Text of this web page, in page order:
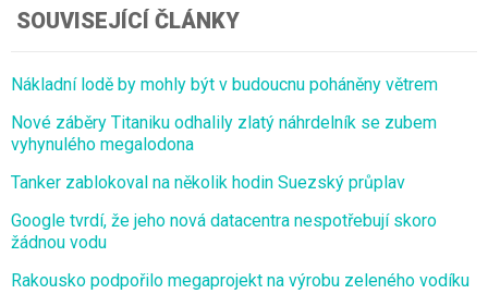
SOUVISEJÍCÍ ČLÁNKY
Nákladní lodě by mohly být v budoucnu poháněny větrem
Nové záběry Titaniku odhalily zlatý náhrdelník se zubem
vyhynulého megalodona
Tanker zablokoval na několik hodin Suezský průplav
Google tvrdí, že jeho nová datacentra nespotřebují skoro
žádnou vodu
Rakousko podpořilo megaprojekt na výrobu zeleného vodíku